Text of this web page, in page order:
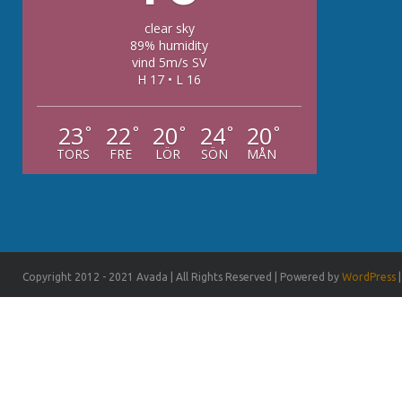
clear sky
89% humidity
vind 5m/s SV
H 17 • L 16
23°
TORS
22°
FRE
20°
LÖR
24°
SÖN
20°
MÅN
Copyright 2012 - 2021 Avada | All Rights Reserved | Powered by WordPress